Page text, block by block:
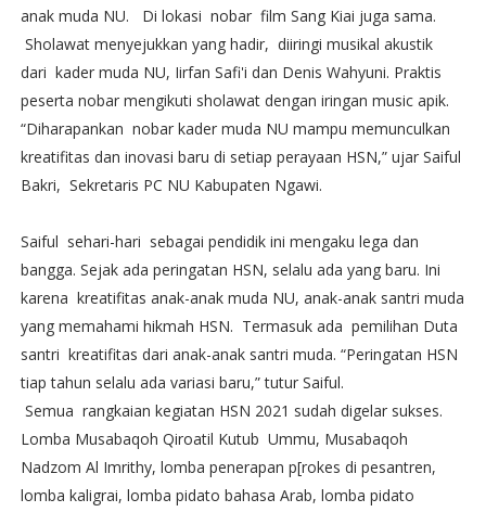
anak muda NU. Di lokasi nobar film Sang Kiai juga sama.
Sholawat menyejukkan yang hadir, diiringi musikal akustik
dari kader muda NU, Iirfan Safi'i dan Denis Wahyuni. Praktis
peserta nobar mengikuti sholawat dengan iringan music apik.
“Diharapankan nobar kader muda NU mampu memunculkan
kreatifitas dan inovasi baru di setiap perayaan HSN,” ujar Saiful
Bakri, Sekretaris PC NU Kabupaten Ngawi.
Saiful sehari-hari sebagai pendidik ini mengaku lega dan
bangga. Sejak ada peringatan HSN, selalu ada yang baru. Ini
karena kreatifitas anak-anak muda NU, anak-anak santri muda
yang memahami hikmah HSN. Termasuk ada pemilihan Duta
santri kreatifitas dari anak-anak santri muda. “Peringatan HSN
tiap tahun selalu ada variasi baru,” tutur Saiful.
Semua rangkaian kegiatan HSN 2021 sudah digelar sukses.
Lomba Musabaqoh Qiroatil Kutub Ummu, Musabaqoh
Nadzom Al Imrithy, lomba penerapan p[rokes di pesantren,
lomba kaligrai, lomba pidato bahasa Arab, lomba pidato